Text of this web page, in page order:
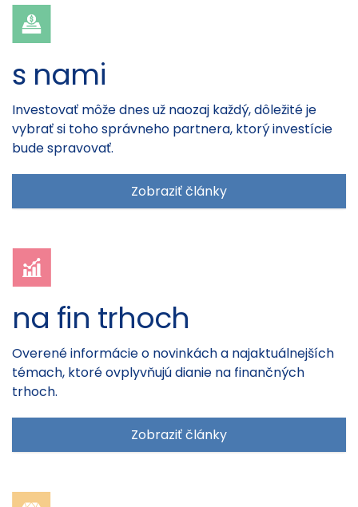
s nami
Investovať môže dnes už naozaj každý, dôležité je
vybrať si toho správneho partnera, ktorý investície
bude spravovať.
Zobraziť články
na fin trhoch
Overené informácie o novinkách a najaktuálnejších
témach, ktoré ovplyvňujú dianie na finančných
trhoch.
Zobraziť články